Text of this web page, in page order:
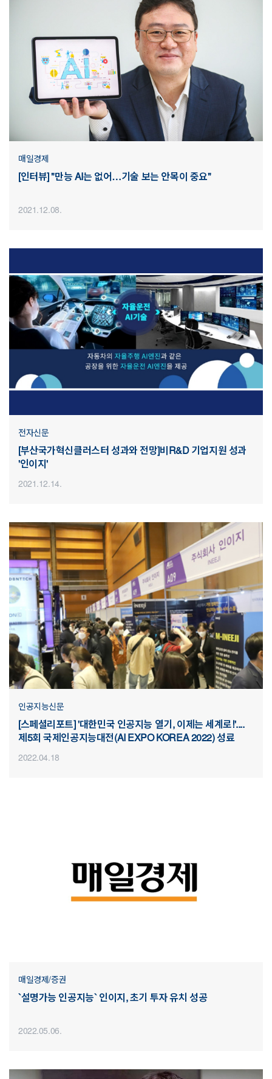
매일경제
[인터뷰] "만능 AI는 없어…기술 보는 안목이 중요"
2021.12.08.
전자신문
[부산국가혁신클러스터 성과와 전망]비R&D 기업지원 성과
'인이지'
2021.12.14.
인공지능신문
[스페셜리포트] '대한민국 인공지능 열기, 이제는 세계로!'....
제5회 국제인공지능대전(AI EXPO KOREA 2022) 성료
2022.04.18
매일경제/증권
`설명가능 인공지능` 인이지, 초기 투자 유치 성공
2022.05.06.